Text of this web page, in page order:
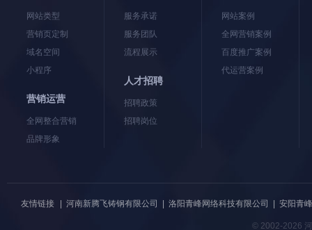
网站类型
营销页定制
域名空间
小程序
营销运营
全网整合营销
品牌形象
服务承诺
服务团队
流程展示
人才招聘
招聘政策
招聘岗位
网站案例
全网营销案例
百度推广案例
代运营案例
友情链接 河南新腾飞铸钢有限公司 洛阳青峰网络科技有限公司 安阳青
© 2002-2026